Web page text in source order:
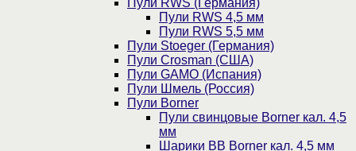
Пули RWS (Германия)
Пули RWS 4,5 мм
Пули RWS 5,5 мм
Пули Stoeger (Германия)
Пули Crosman (США)
Пули GAMO (Испания)
Пули Шмель (Россия)
Пули Borner
Пули свинцовые Borner кал. 4,5
мм
Шарики BB Borner кал. 4,5 мм